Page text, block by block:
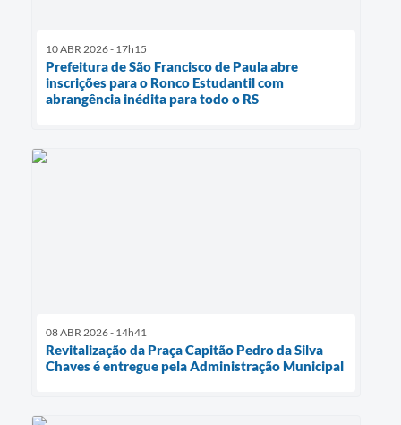
10 ABR 2026 - 17h15
Prefeitura de São Francisco de Paula abre
inscrições para o Ronco Estudantil com
abrangência inédita para todo o RS
08 ABR 2026 - 14h41
Revitalização da Praça Capitão Pedro da Silva
Chaves é entregue pela Administração Municipal